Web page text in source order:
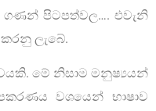
පිටපත්වල…. එවැනි
ලැබේ.
මේ නිසාම මනුෂ්‍යයන්
වශයෙන් භාෂාව